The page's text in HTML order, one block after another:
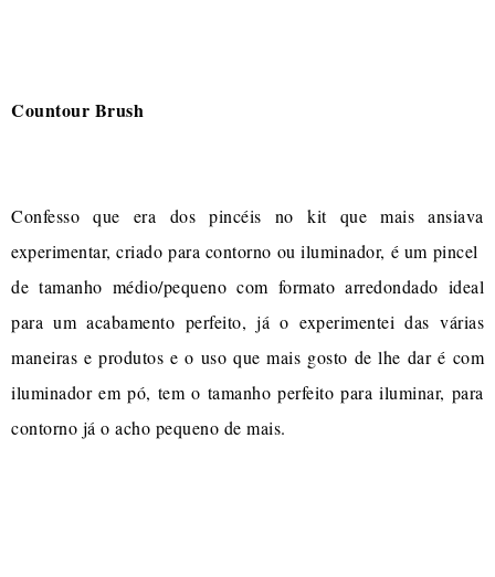
Countour Brush
Confesso que era dos pincéis no kit que mais ansiava
experimentar, criado para contorno ou iluminador, é um pincel
de tamanho médio/pequeno com formato arredondado ideal
para um acabamento perfeito, já o experimentei das várias
maneiras e produtos e o uso que mais gosto de lhe dar é com
iluminador em pó, tem o tamanho perfeito para iluminar, para
contorno já o acho pequeno de mais.